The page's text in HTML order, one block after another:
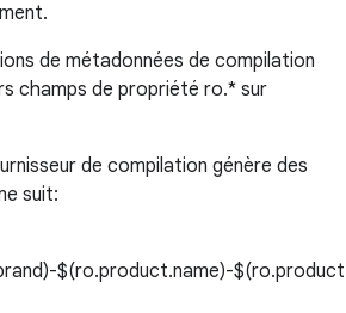
de métadonnées de compilation
champs de propriété ro.* sur
de compilation génère des
suit:
$(ro.product.name)-